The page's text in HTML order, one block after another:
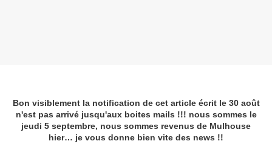
Bon visiblement la notification de cet article écrit le 30 août
n'est pas arrivé jusqu'aux boites mails !!! nous sommes le
jeudi 5 septembre, nous sommes revenus de Mulhouse
hier… je vous donne bien vite des news !!